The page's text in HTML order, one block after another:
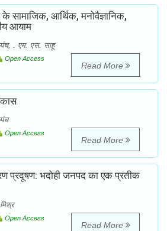
सामाजिक, आर्थिक, मनोवैज्ञानिक,
आयाम
. एम. एस. साहू
Open Access
Read More
Open Access
Read More
प्रदूषण: भदोही जनपद का एक प्रतीक
Open Access
Read More